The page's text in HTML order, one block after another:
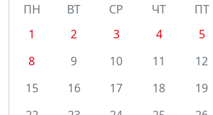
ПН
ВТ СР ЧТ ПТ
1
2 3 4 5
8
9 10 11 12
15
16 17 18 19